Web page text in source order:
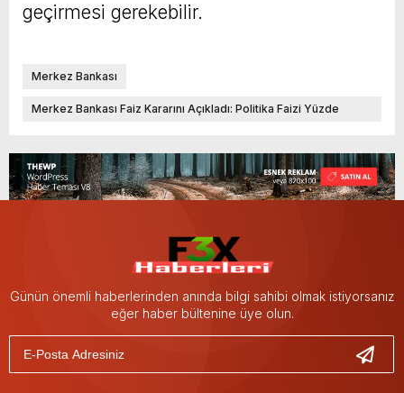
geçirmesi gerekebilir.
Merkez Bankası
Merkez Bankası Faiz Kararını Açıkladı: Politika Faizi Yüzde
Günün önemli haberlerinden anında bilgi sahibi olmak istiyorsanız
eğer haber bültenine üye olun.